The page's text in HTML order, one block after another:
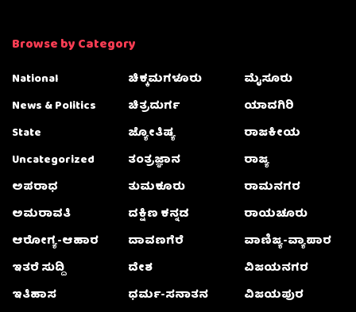
Browse by Category
National
News & Politics
State
Uncategorized
ಅಪರಾಧ
ಅಮರಾವತಿ
ಆರೋಗ್ಯ-ಆಹಾರ
ಇತರೆ ಸುದ್ದಿ
ಇತಿಹಾಸ
ಚಿಕ್ಕಮಗಳೂರು
ಚಿತ್ರದುರ್ಗ
ಜ್ಯೋತಿಷ್ಯ
ತಂತ್ರಜ್ಞಾನ
ತುಮಕೂರು
ದಕ್ಷಿಣ ಕನ್ನಡ
ದಾವಣಗೆರೆ
ದೇಶ
ಧರ್ಮ-ಸನಾತನ
ಮೈಸೂರು
ಯಾದಗಿರಿ
ರಾಜಕೀಯ
ರಾಜ್ಯ
ರಾಮನಗರ
ರಾಯಚೂರು
ವಾಣಿಜ್ಯ-ವ್ಯಾಪಾರ
ವಿಜಯನಗರ
ವಿಜಯಪುರ